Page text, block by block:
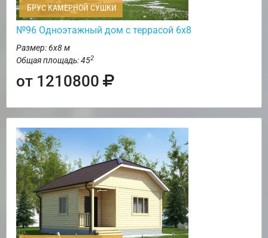
БРУС КАМЕРНОЙ СУШКИ
№96 Одноэтажный дом с террасой 6х8
Размер: 6х8 м
Общая площадь: 452
от 1210800